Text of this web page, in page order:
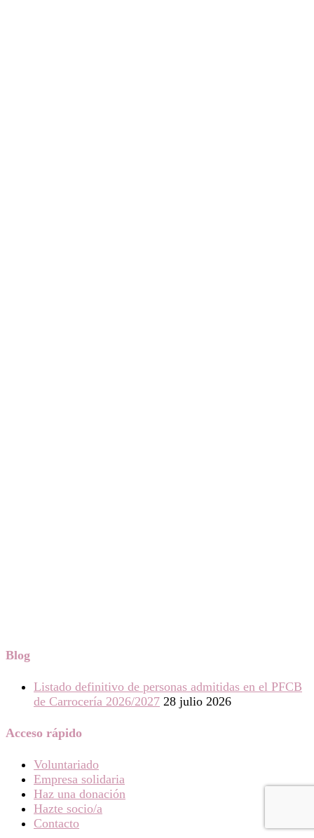
Blog
Listado definitivo de personas admitidas en el PFCB
de Carrocería 2026/2027 28 julio 2026
Acceso rápido
Voluntariado
Empresa solidaria
Haz una donación
Hazte socio/a
Contacto